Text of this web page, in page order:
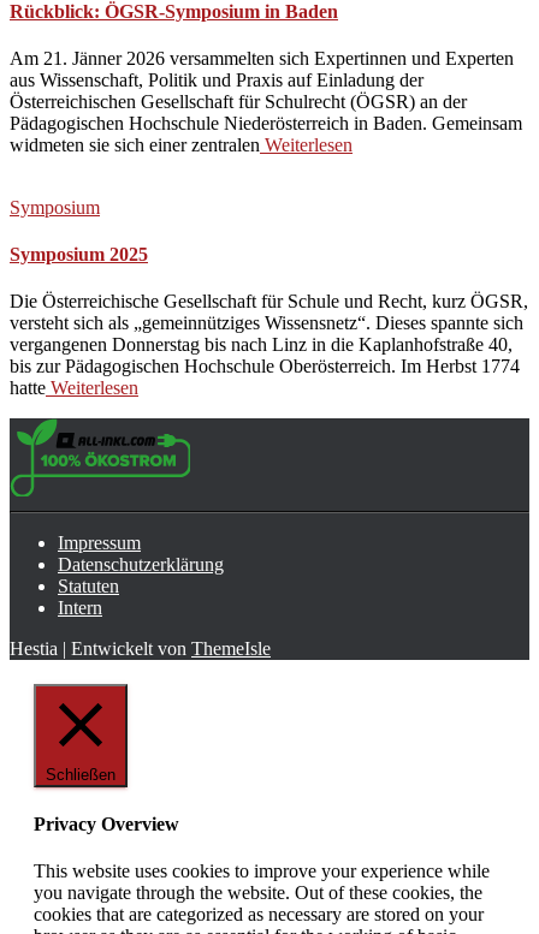
Rückblick: ÖGSR-Symposium in Baden
Am 21. Jänner 2026 versammelten sich Expertinnen und Experten
aus Wissenschaft, Politik und Praxis auf Einladung der
Österreichischen Gesellschaft für Schulrecht (ÖGSR) an der
Pädagogischen Hochschule Niederösterreich in Baden. Gemeinsam
widmeten sie sich einer zentralen Weiterlesen
Symposium
Symposium 2025
Die Österreichische Gesellschaft für Schule und Recht, kurz ÖGSR,
versteht sich als „gemeinnütziges Wissensnetz“. Dieses spannte sich
vergangenen Donnerstag bis nach Linz in die Kaplanhofstraße 40,
bis zur Pädagogischen Hochschule Oberösterreich. Im Herbst 1774
hatte Weiterlesen
Impressum
Datenschutzerklärung
Statuten
Intern
Hestia | Entwickelt von ThemeIsle
Schließen
Privacy Overview
This website uses cookies to improve your experience while
you navigate through the website. Out of these cookies, the
cookies that are categorized as necessary are stored on your